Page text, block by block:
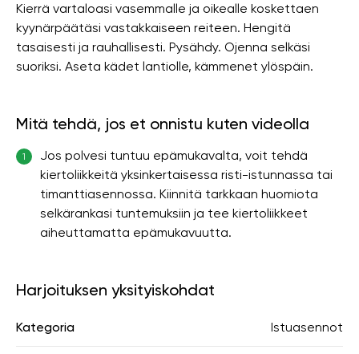
Kierrä vartaloasi vasemmalle ja oikealle koskettaen
kyynärpäätäsi vastakkaiseen reiteen. Hengitä
tasaisesti ja rauhallisesti. Pysähdy. Ojenna selkäsi
suoriksi. Aseta kädet lantiolle, kämmenet ylöspäin.
Mitä tehdä, jos et onnistu kuten videolla
1
Jos polvesi tuntuu epämukavalta, voit tehdä
kiertoliikkeitä yksinkertaisessa risti-istunnassa tai
timanttiasennossa. Kiinnitä tarkkaan huomiota
selkärankasi tuntemuksiin ja tee kiertoliikkeet
aiheuttamatta epämukavuutta.
Harjoituksen yksityiskohdat
Kategoria Istuasennot